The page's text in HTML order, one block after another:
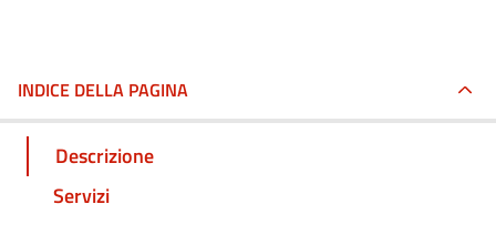
INDICE DELLA PAGINA
Descrizione
Servizi